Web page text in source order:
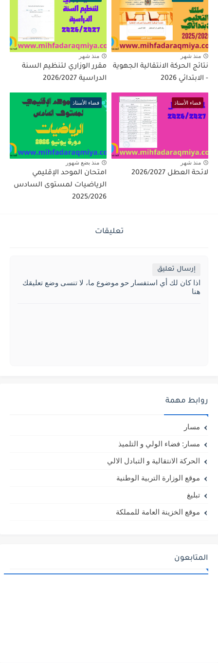
منذ شهر
نتائج الحركة الانتقالية الجهوية
- الابتدائي 2026
منذ شهر
مقرر الوزاري لتنظيم السنة
الدراسية 2026/2027
فضاء الأستاذ
منذ شهر
لائحة العطل 2026/2027
فضاء الأستاذ
منذ بضع شهور
امتحان الموحد الإقليمي
الرياضيات لمستوى السادس
2025/2026
تعليقات
إرسال تعليق
اذا كان لك أي استفسار حو موضوع ما، لا تنسى وضع تعليقك
هنا
روابط مهمة
مسار
مسار: فضاء الولي و التلميذ
الحركة الانتقالية و التبادل الالي
موقع الوزارة التربية الوطنية
تبليغ
موقع الخزينة العامة للمملكة
المتابعون